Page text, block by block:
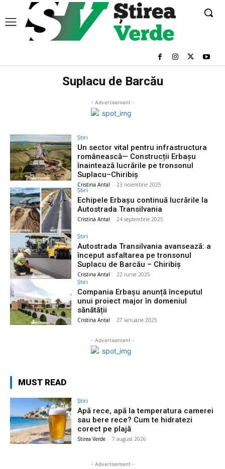
Suplacu de Barcău
- Advertisement -
Știri
Un sector vital pentru infrastructura
românească— Construcții Erbașu
înaintează lucrările pe tronsonul
Suplacu–Chiribiș
Cristina Antal - 23 noiembrie 2025
Știri
Echipele Erbașu continuă lucrările la
Autostrada Transilvania
Cristina Antal - 24 septembrie 2025
Știri
Autostrada Transilvania avansează: a
început asfaltarea pe tronsonul
Suplacu de Barcău – Chiribiș
Cristina Antal - 22 iunie 2025
Știri
Compania Erbașu anunță începutul
unui proiect major în domeniul
sănătății
Cristina Antal - 27 ianuarie 2025
- Advertisement -
MUST READ
Știri
Apă rece, apă la temperatura camerei
sau bere rece? Cum te hidratezi
corect pe plajă
Stirea Verde - 7 august 2026
- Advertisement -